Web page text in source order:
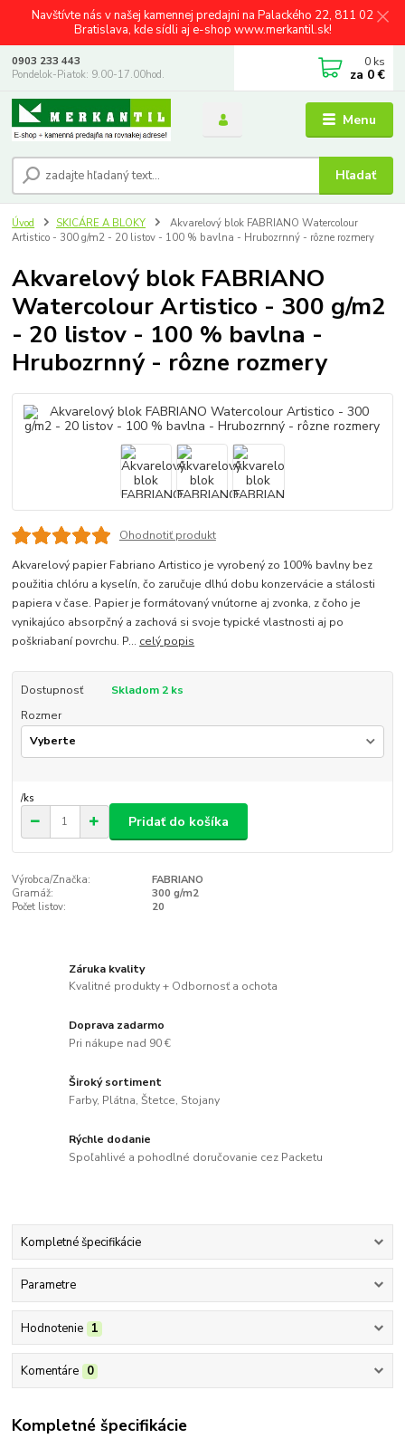
Navštívte nás v našej kamennej predajni na Palackého 22, 811 02
Bratislava, kde sídli aj e-shop www.merkantil.sk!
Menu
Hľadať
0903 233 443
Pondelok-Piatok: 9.00-17.00hod.
0 ks
za 0 €
Úvod SKICÁRE A BLOKY
Akvarelový blok FABRIANO Watercolour
Artistico - 300 g/m2 - 20 listov - 100 % bavlna - Hrubozrnný - rôzne rozmery
Akvarelový blok FABRIANO
Watercolour Artistico - 300 g/m2
- 20 listov - 100 % bavlna -
Hrubozrnný - rôzne rozmery
Ohodnotiť produkt
Akvarelový papier Fabriano Artistico je vyrobený zo 100% bavlny bez
použitia chlóru a kyselín, čo zaručuje dlhú dobu konzervácie a stálosti
papiera v čase. Papier je formátovaný vnútorne aj zvonka, z čoho je
vynikajúco absorpčný a zachová si svoje typické vlastnosti aj po
poškriabaní povrchu. P... celý popis
Dostupnosť
Skladom 2 ks
Rozmer
/ks
Pridať do košíka
Výrobca/Značka:
FABRIANO
Gramáž:
300 g/m2
Počet listov:
20
Záruka kvality
Kvalitné produkty + Odbornosť a ochota
Doprava zadarmo
Pri nákupe nad 90 €
Široký sortiment
Farby, Plátna, Štetce, Stojany
Rýchle dodanie
Spoľahlivé a pohodlné doručovanie cez Packetu
Kompletné špecifikácie
Parametre
Hodnotenie 1
Komentáre 0
Kompletné špecifikácie